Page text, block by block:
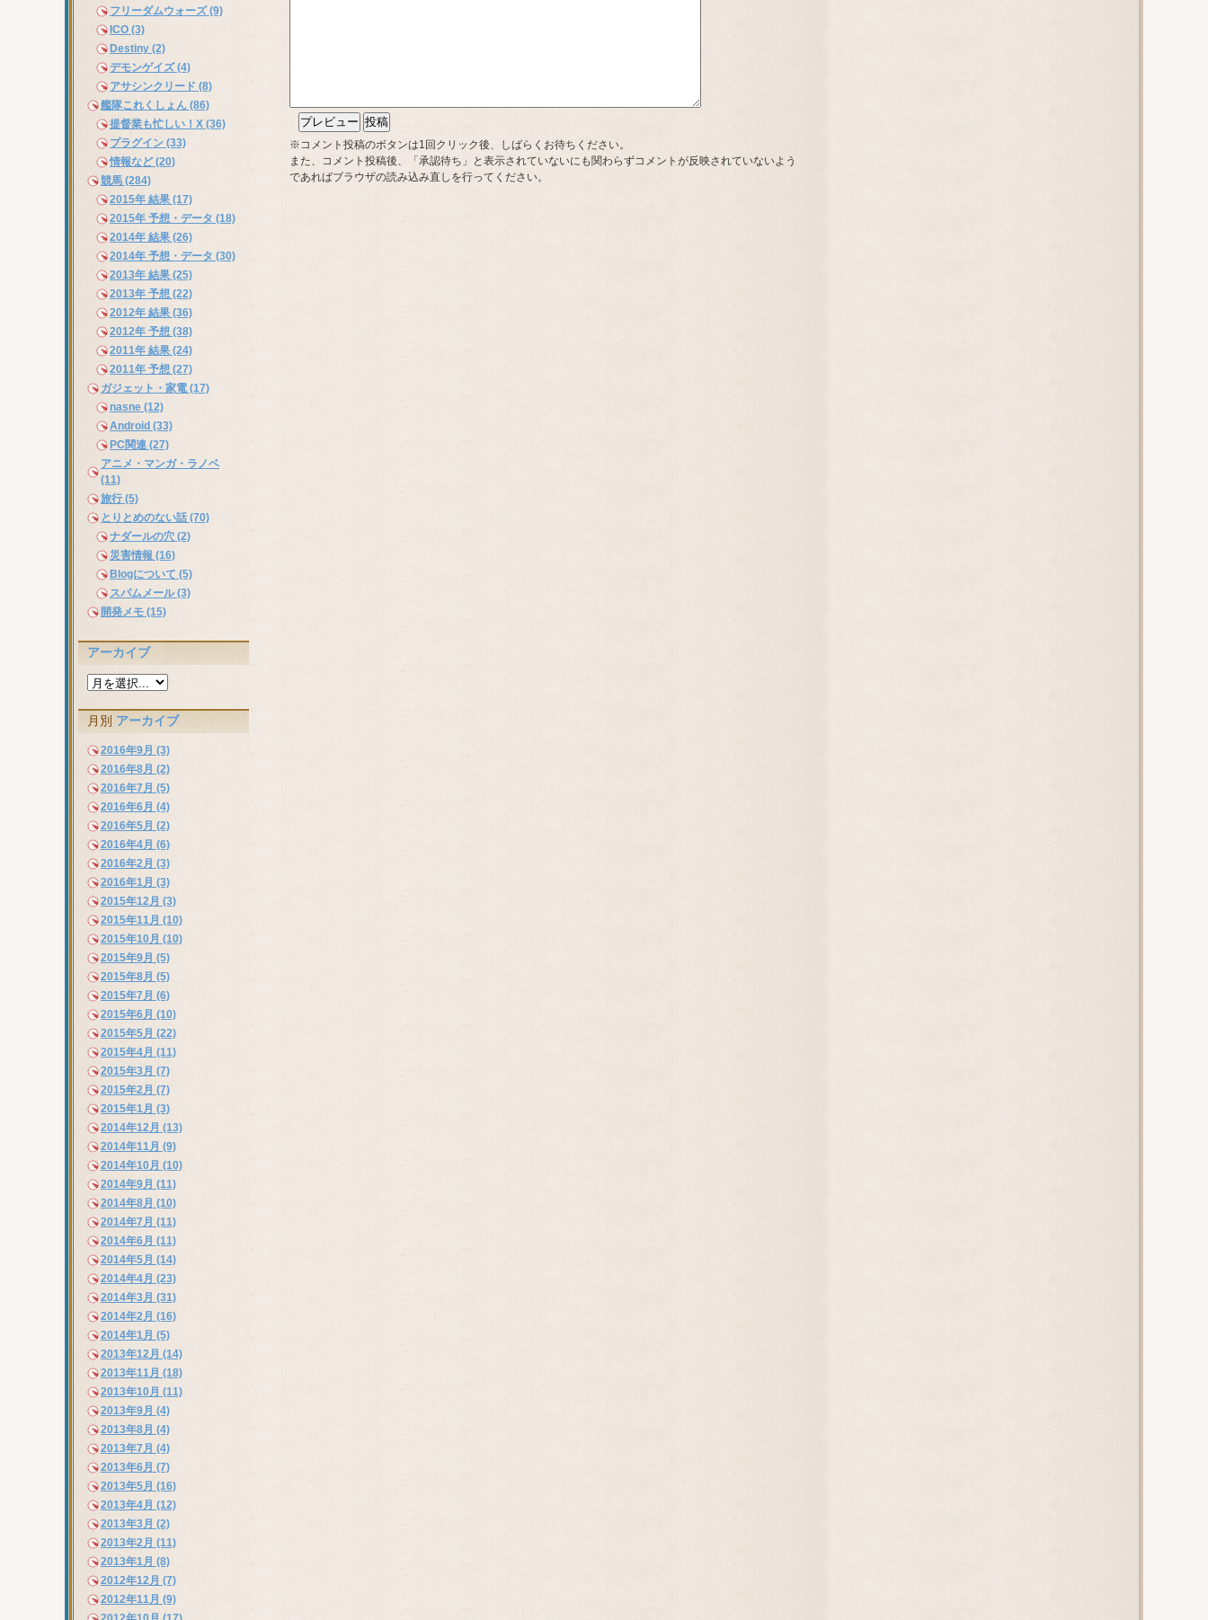
※コメント投稿のボタンは1回クリック後、しばらくお待ちください。
また、コメント投稿後、「承認待ち」と表示されていないにも関わらずコメントが反映されていないよう
であればブラウザの読み込み直しを行ってください。
フリーダムウォーズ (9)
ICO (3)
Destiny (2)
デモンゲイズ (4)
アサシンクリード (8)
艦隊これくしょん (86)
提督業も忙しい！X (36)
プラグイン (33)
情報など (20)
競馬 (284)
2015年 結果 (17)
2015年 予想・データ (18)
2014年 結果 (26)
2014年 予想・データ (30)
2013年 結果 (25)
2013年 予想 (22)
2012年 結果 (36)
2012年 予想 (38)
2011年 結果 (24)
2011年 予想 (27)
ガジェット・家電 (17)
nasne (12)
Android (33)
PC関連 (27)
アニメ・マンガ・ラノベ
(11)
旅行 (5)
とりとめのない話 (70)
ナダールの穴 (2)
災害情報 (16)
Blogについて (5)
スパムメール (3)
開発メモ (15)
アーカイブ
月別 アーカイブ
2016年9月 (3)
2016年8月 (2)
2016年7月 (5)
2016年6月 (4)
2016年5月 (2)
2016年4月 (6)
2016年2月 (3)
2016年1月 (3)
2015年12月 (3)
2015年11月 (10)
2015年10月 (10)
2015年9月 (5)
2015年8月 (5)
2015年7月 (6)
2015年6月 (10)
2015年5月 (22)
2015年4月 (11)
2015年3月 (7)
2015年2月 (7)
2015年1月 (3)
2014年12月 (13)
2014年11月 (9)
2014年10月 (10)
2014年9月 (11)
2014年8月 (10)
2014年7月 (11)
2014年6月 (11)
2014年5月 (14)
2014年4月 (23)
2014年3月 (31)
2014年2月 (16)
2014年1月 (5)
2013年12月 (14)
2013年11月 (18)
2013年10月 (11)
2013年9月 (4)
2013年8月 (4)
2013年7月 (4)
2013年6月 (7)
2013年5月 (16)
2013年4月 (12)
2013年3月 (2)
2013年2月 (11)
2013年1月 (8)
2012年12月 (7)
2012年11月 (9)